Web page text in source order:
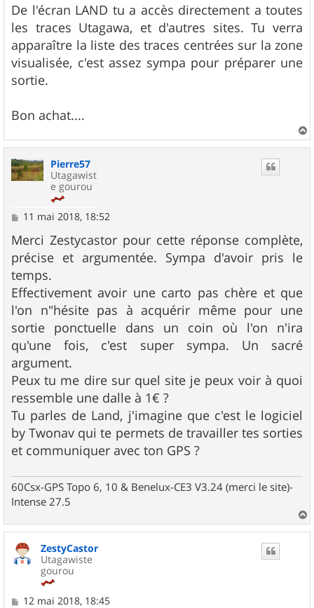
De l'écran LAND tu a accès directement a toutes
les traces Utagawa, et d'autres sites. Tu verra
apparaître la liste des traces centrées sur la zone
visualisée, c'est assez sympa pour préparer une
sortie.
Bon achat....
a
Pierre57
Utagawist
e gourou
M
s
s
a
g
e
11 mai 2018, 18:52
Merci Zestycastor pour cette réponse complète,
précise et argumentée. Sympa d'avoir pris le
temps.
Effectivement avoir une carto pas chère et que
l'on n"hésite pas à acquérir même pour une
sortie ponctuelle dans un coin où l'on n'ira
qu'une fois, c'est super sympa. Un sacré
argument.
Peux tu me dire sur quel site je peux voir à quoi
ressemble une dalle à 1€ ?
Tu parles de Land, j'imagine que c'est le logiciel
by Twonav qui te permets de travailler tes sorties
et communiquer avec ton GPS ?
60Csx-GPS Topo 6, 10 & Benelux-CE3 V3.24 (merci le site)-
Intense 27.5
a
u
ZestyCastor
Utagawiste
gourou
M12 mai 2018, 18:45